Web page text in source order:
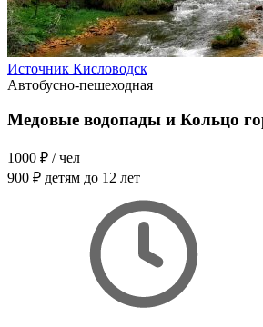
Источник Кисловодск
Автобусно-пешеходная
Медовые водопады и Кольцо
1000 ₽ / чел
900 ₽ детям до 12 лет